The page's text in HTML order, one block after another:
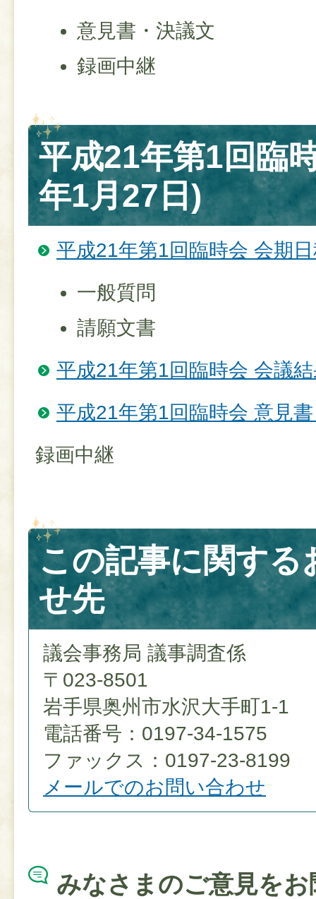
意見書・決議文
録画中継
平成21年第1回臨
年1月27日)
平成21年第1回臨時会 会期
一般質問
請願文書
平成21年第1回臨時会 会議
平成21年第1回臨時会 意見
録画中継
この記事に関する
せ先
議会事務局 議事調査係
〒023-8501
岩手県奥州市水沢大手町1-1
電話番号：0197-34-1575
ファックス：0197-23-8199
メールでのお問い合わせ
みなさまのご意見を